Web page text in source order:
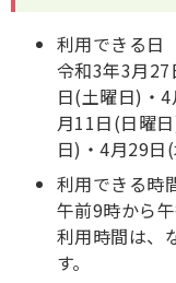
利用できる日
令和3年3月
日(土曜日)・
月11日(日曜
日)・4月29日
利用できる時
午前9時から
利用時間は、
す。